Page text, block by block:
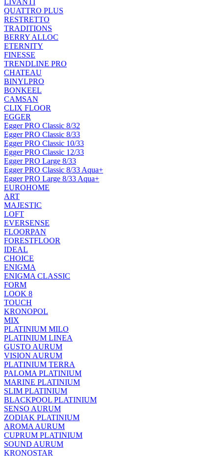
LIVANTI
QUATTRO PLUS
RESTRETTO
TRADITIONS
BERRY ALLOC
ETERNITY
FINESSE
TRENDLINE PRO
CHATEAU
BINYLPRO
BONKEEL
CAMSAN
CLIX FLOOR
EGGER
Egger PRO Classic 8/32
Egger PRO Classic 8/33
Egger PRO Classic 10/33
Egger PRO Classic 12/33
Egger PRO Large 8/33
Egger PRO Classic 8/33 Aqua+
Egger PRO Large 8/33 Aqua+
EUROHOME
ART
MAJESTIC
LOFT
EVERSENSE
FLOORPAN
FORESTFLOOR
IDEAL
CHOICE
ENIGMA
ENIGMA CLASSIC
FORM
LOOK 8
TOUCH
KRONOPOL
MIX
PLATINIUM MILO
PLATINIUM LINEA
GUSTO AURUM
VISION AURUM
PLATINIUM TERRA
PALOMA PLATINIUM
MARINE PLATINIUM
SLIM PLATINIUM
BLACKPOOL PLATINIUM
SENSO AURUM
ZODIAK PLATINIUM
AROMA AURUM
CUPRUM PLATINIUM
SOUND AURUM
KRONOSTAR